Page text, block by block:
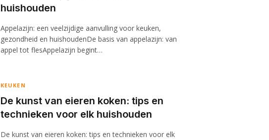
huishouden
Appelazijn: een veelzijdige aanvulling voor keuken,
gezondheid en huishoudenDe basis van appelazijn: van
appel tot flesAppelazijn begint…
KEUKEN
De kunst van eieren koken: tips en
technieken voor elk huishouden
De kunst van eieren koken: tips en technieken voor elk